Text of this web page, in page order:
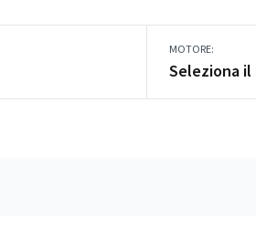
MOTORE:
Seleziona